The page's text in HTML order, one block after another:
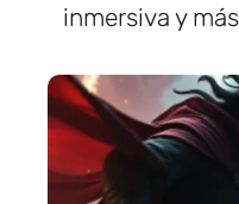
inmersiva y